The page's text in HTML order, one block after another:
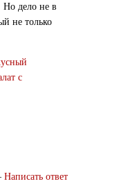
Но дело не в
не только
с
Написать ответ